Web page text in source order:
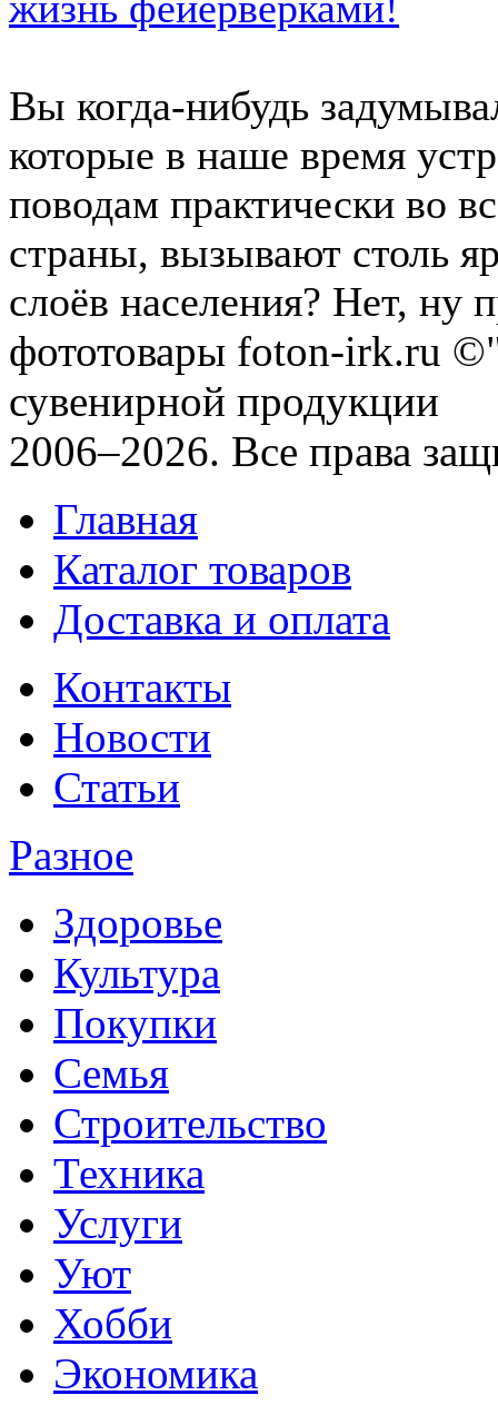
Вы когда-нибудь
которые в наше время
поводам практически во
страны, вызывают столь
слоёв населения? Нет, ну
фототовары foton-irk.ru
сувенирной продукции
2006–2026. Все права
Главная
Каталог товаров
Доставка и оплата
Контакты
Новости
Статьи
Разное
Здоровье
Культура
Покупки
Семья
Строительство
Техника
Услуги
Уют
Хобби
Экономика